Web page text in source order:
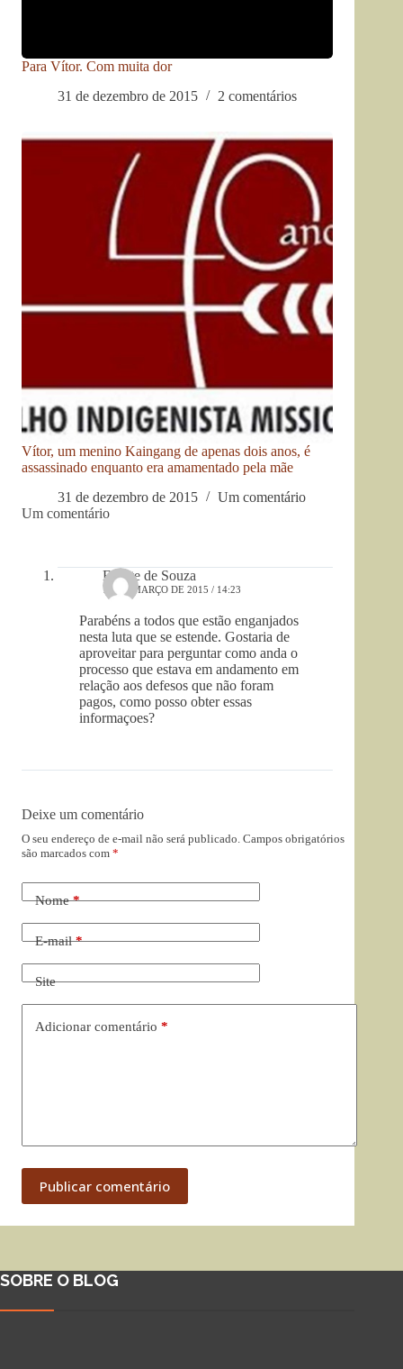
Para Vítor. Com muita dor
31 de dezembro de 2015
2 comentários
Vítor, um menino Kaingang de apenas dois anos, é
assassinado enquanto era amamentado pela mãe
31 de dezembro de 2015
Um comentário
Um comentário
Elisete de Souza
12 DE MARÇO DE 2015 / 14:23
Parabéns a todos que estão enganjados
nesta luta que se estende. Gostaria de
aproveitar para perguntar como anda o
processo que estava em andamento em
relação aos defesos que não foram
pagos, como posso obter essas
informaçoes?
Deixe um comentário
O seu endereço de e-mail não será publicado. Campos obrigatórios
são marcados com *
Nome*
E-mail*
Site
Adicionar comentário *
Publicar comentário
SOBRE O BLOG